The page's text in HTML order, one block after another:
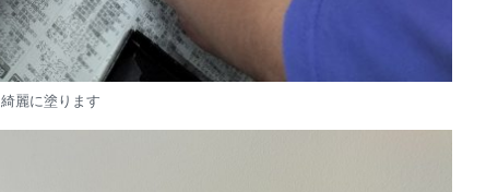
麗に塗ります